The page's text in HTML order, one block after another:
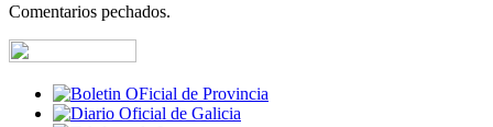
Comentarios pechados.